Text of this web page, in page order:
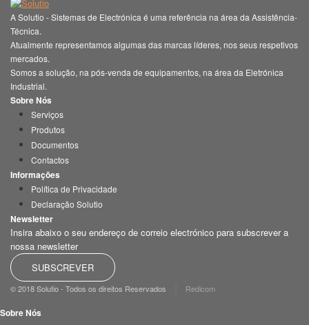
A Solutio - Sistemas de Electrónica é uma referência na área da Assistência-
Técnica.
Atualmente representamos algumas das marcas líderes, nos seus respetivos
mercados.
Somos a solução, na pós-venda de equipamentos, na área da Eletrónica
Industrial.
Sobre Nós
Serviços
Produtos
Documentos
Contactos
Informações
Política de Privacidade
Declaração Solutio
Newsletter
Insira abaixo o seu endereço de correio electrónico para subscrever a
nossa newsletter
SUBSCREVER
© 2018 Solutio - Todos os direitos Reservados Redicom
Sobre Nós